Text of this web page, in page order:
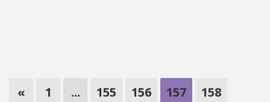
« 1 ... 155 156 157 158